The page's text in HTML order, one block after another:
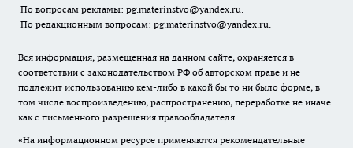
По вопросам рекламы: pg.materinstvo@yandex.ru.
По редакционным вопросам: pg.materinstvo@yandex.ru.
Вся информация, размещенная на данном сайте, охраняется в
соответствии с законодательством РФ об авторском праве и не
подлежит использованию кем-либо в какой бы то ни было форме, в
том числе воспроизведению, распространению, переработке не иначе
как с письменного разрешения правообладателя.
«На информационном ресурсе применяются рекомендательные